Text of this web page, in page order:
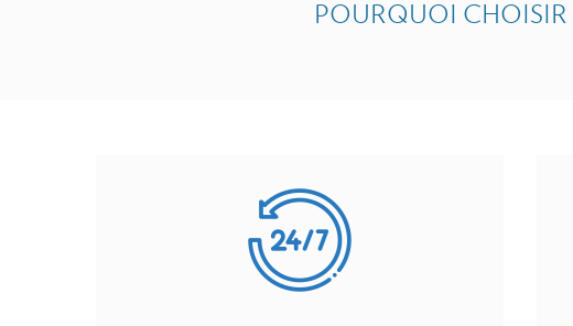
POURQUOI CHOISIR